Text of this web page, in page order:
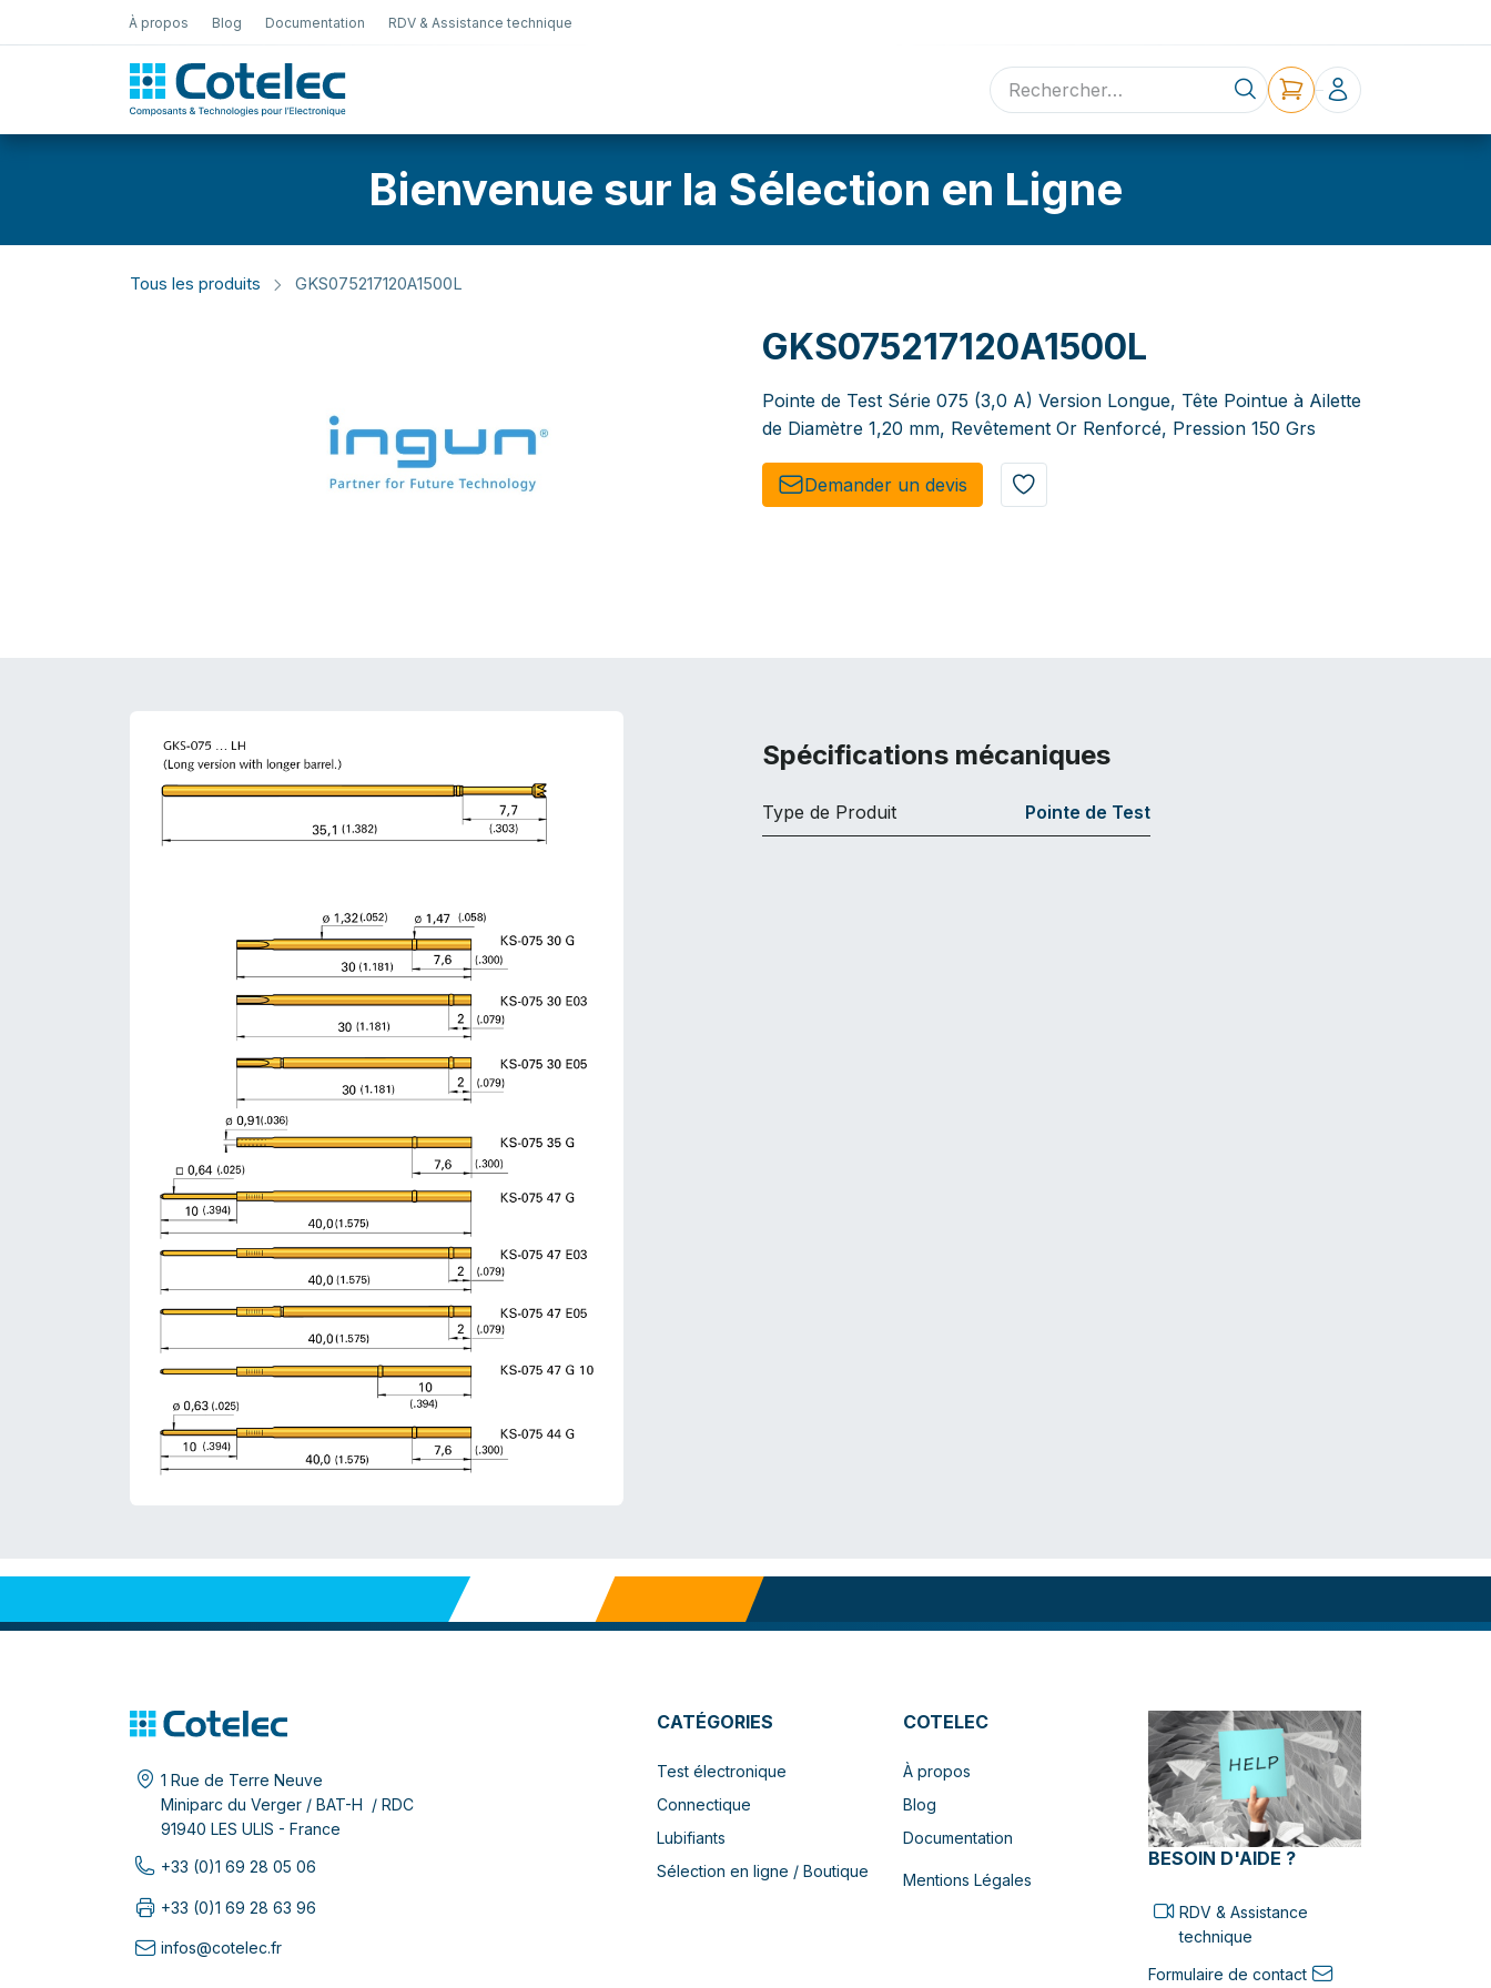
À propos Blog Documentation RDV & Assistance technique
Sélection en ligne Contact
Bienvenue sur la Sélection en Ligne
Tous les produits GKS075217120A1500L
GKS075217120A1500L
Pointe de Test Série 075 (3,0 A) Version Longue, Tête Pointue à Ailette
de Diamètre 1,20 mm, Revêtement Or Renforcé, Pression 150 Grs
Demander un de​​vis​​
Spécifications mécaniques
Type de Produit Pointe de Test
1 Rue de Terre Neuve
Miniparc du Verger / BAT-H / RDC
91940 LES ULIS - France
+33 (0)1 69 28 05 06
+33 (0)1 69 28 63 96
infos@cotelec.fr
CATÉGORIES
Test électronique
Connectique
Lubifiants
Sélection en ligne / Boutique
COTELEC
À propos
Blog
Documentation
Mentions Légales
BESOIN D'AIDE ?
RDV & Assistance
technique
Formulaire de contact